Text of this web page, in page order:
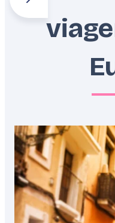
Alpes
Featured
image